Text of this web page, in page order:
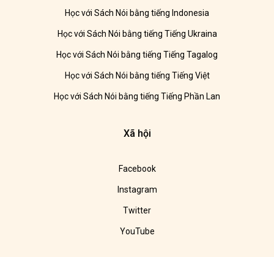
Học với Sách Nói bằng tiếng Indonesia
Học với Sách Nói bằng tiếng Tiếng Ukraina
Học với Sách Nói bằng tiếng Tiếng Tagalog
Học với Sách Nói bằng tiếng Tiếng Việt
Học với Sách Nói bằng tiếng Tiếng Phần Lan
Xã hội
Facebook
Instagram
Twitter
YouTube